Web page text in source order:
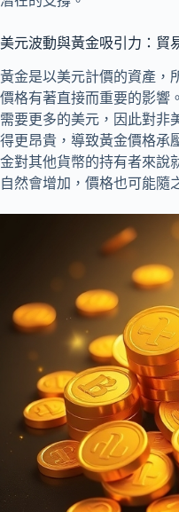
美元波動與黃金吸引力：貿
黃金是以美元計價的資產，
價格有著直接而重要的影響
需要更多的美元，因此對非
得更昂貴，導致黃金價格承
金對其他貨幣的持有者來說
自然會增加，價格也可能隨